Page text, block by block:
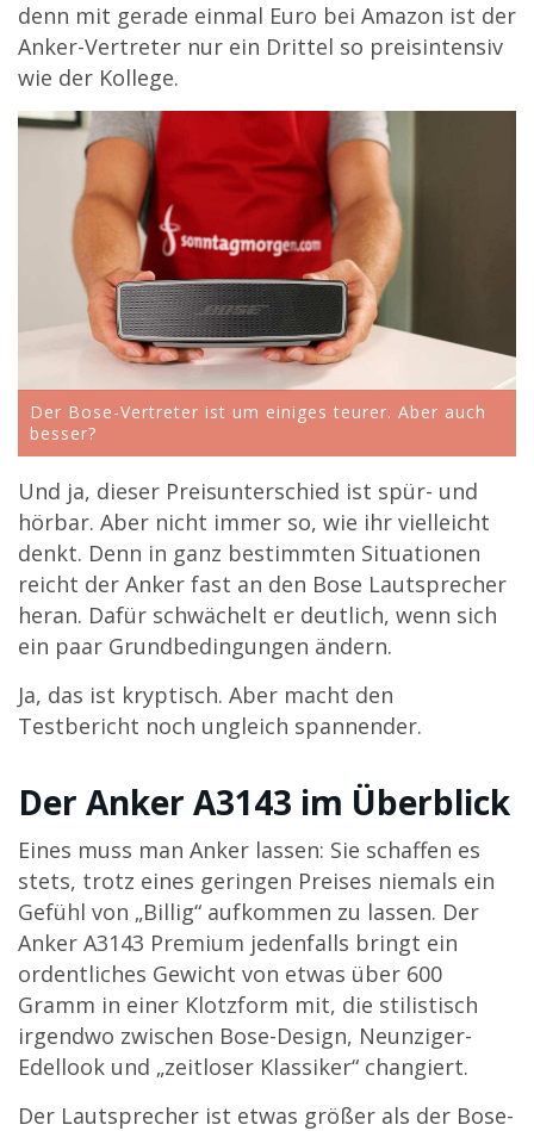
denn mit gerade einmal Euro bei Amazon ist der
Anker-Vertreter nur ein Drittel so preisintensiv
wie der Kollege.
Der Bose-Vertreter ist um einiges teurer. Aber auch
besser?
Und ja, dieser Preisunterschied ist spür- und
hörbar. Aber nicht immer so, wie ihr vielleicht
denkt. Denn in ganz bestimmten Situationen
reicht der Anker fast an den Bose Lautsprecher
heran. Dafür schwächelt er deutlich, wenn sich
ein paar Grundbedingungen ändern.
Ja, das ist kryptisch. Aber macht den
Testbericht noch ungleich spannender.
Der Anker A3143 im Überblick
Eines muss man Anker lassen: Sie schaffen es
stets, trotz eines geringen Preises niemals ein
Gefühl von „Billig“ aufkommen zu lassen. Der
Anker A3143 Premium jedenfalls bringt ein
ordentliches Gewicht von etwas über 600
Gramm in einer Klotzform mit, die stilistisch
irgendwo zwischen Bose-Design, Neunziger-
Edellook und „zeitloser Klassiker“ changiert.
Der Lautsprecher ist etwas größer als der Bose-